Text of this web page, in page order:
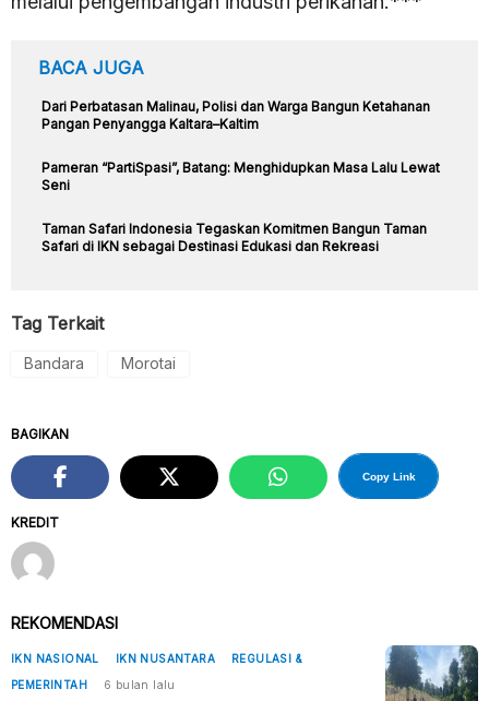
BACA JUGA
Dari Perbatasan Malinau, Polisi dan Warga Bangun Ketahanan
Pangan Penyangga Kaltara–Kaltim
Pameran “PartiSpasi”, Batang: Menghidupkan Masa Lalu Lewat
Seni
Taman Safari Indonesia Tegaskan Komitmen Bangun Taman
Safari di IKN sebagai Destinasi Edukasi dan Rekreasi
Tag Terkait
Bandara Morotai
KREDIT
BAGIKAN
Copy Link
REKOMENDASI
IKN NASIONAL IKN NUSANTARA
REGULASI &
PEMERINTAH
6 bulan lalu